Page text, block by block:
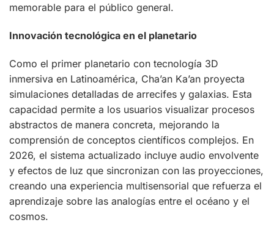
memorable para el público general.
Innovación tecnológica en el planetario
Como el primer planetario con tecnología 3D
inmersiva en Latinoamérica, Cha’an Ka’an proyecta
simulaciones detalladas de arrecifes y galaxias. Esta
capacidad permite a los usuarios visualizar procesos
abstractos de manera concreta, mejorando la
comprensión de conceptos científicos complejos. En
2026, el sistema actualizado incluye audio envolvente
y efectos de luz que sincronizan con las proyecciones,
creando una experiencia multisensorial que refuerza el
aprendizaje sobre las analogías entre el océano y el
cosmos.